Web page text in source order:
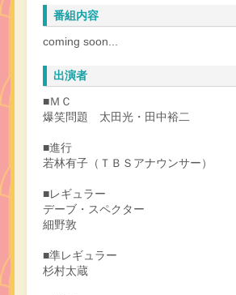
番組内容
coming soon...
出演者
■ＭＣ
爆笑問題 太田光・田中裕二
■進行
若林有子（ＴＢＳアナウンサー）
■レギュラー
デーブ・スペクター
細野敦
■準レギュラー
杉村太蔵